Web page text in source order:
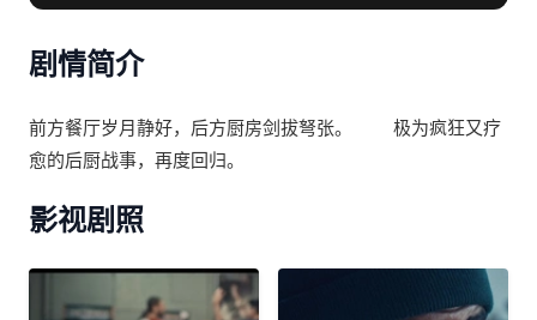
保尔特 / 约翰·塞纳 / 布赖恩·科佩尔曼 / 莎拉·拉莫斯 / 亚
哈尔 / 约翰·木兰尼 / 大卫·札亚斯 / 乔·博恩瑟 / 达尼埃尔·
剧情简介
前方餐厅岁月静好，后方厨房剑拔弩张。 极为疯狂又疗
愈的后厨战事，再度回归。
影视剧照